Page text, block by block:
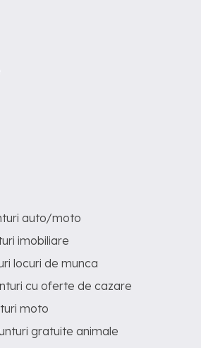
auto/moto
imobiliare
locuri de munca
cu oferte de cazare
moto
gratuite animale